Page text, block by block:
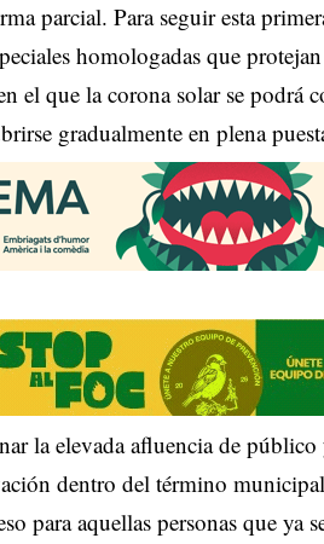
parcial. Para seguir esta
homologadas que
el que la corona solar se podrá
gradualmente en plena
la elevada afluencia de
dentro del término
para aquellas personas que ya